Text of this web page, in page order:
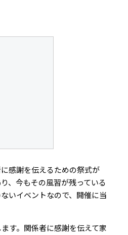
感謝を伝えるための祭式が
、今もその風習が残っている
いイベントなので、開催に当
す。関係者に感謝を伝えて家